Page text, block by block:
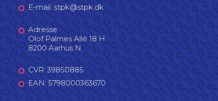
E-mail: stpk@stpk.dk
Adresse
Olof Palmes Allé 18 H
8200 Aarhus N
CVR: 39850885
EAN: 5798000363670